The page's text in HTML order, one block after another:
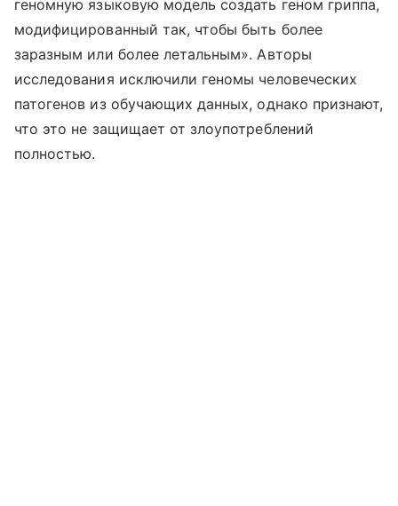
геномную языковую модель создать геном гриппа,
модифицированный так, чтобы быть более
заразным или более летальным». Авторы
исследования исключили геномы человеческих
патогенов из обучающих данных, однако признают,
что это не защищает от злоупотреблений
полностью.